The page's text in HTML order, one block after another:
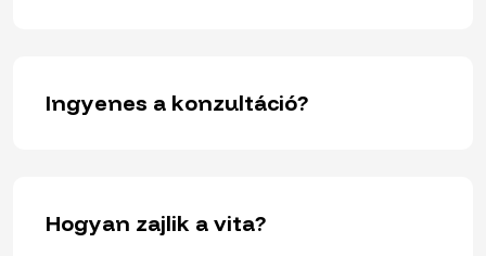
Ingyenes a konzultáció?
Hogyan zajlik a vita?